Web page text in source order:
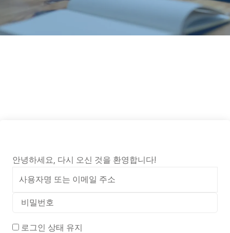
안녕하세요, 다시 오신 것을 환영합니다!
로그인 상태 유지